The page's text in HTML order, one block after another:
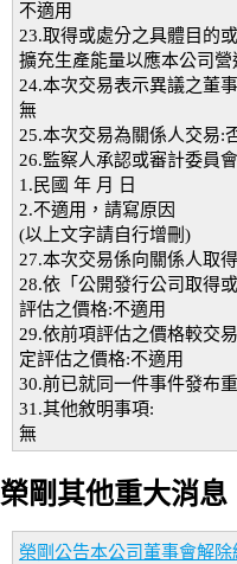
不適用
23.取得或處分之具體目的
擴充生產能量以應本公司營
24.本次交易表示異議之董
無
25.本次交易為關係人交易:
26.監察人承認或審計委員
1.民國 年 月 日
2.不適用，請寫原因
(以上文字請自行增刪)
27.本次交易係向關係人取
28.依「公開發行公司取得
評估之價格:不適用
29.依前項評估之價格較交
定評估之價格:不適用
30.前已就同一件事件發布
31.其他敘明事項:
無
榮剛其他重大消息
榮剛公告本公司董事會解